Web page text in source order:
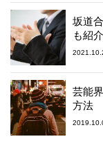
坂道
も紹介
芸能
方法